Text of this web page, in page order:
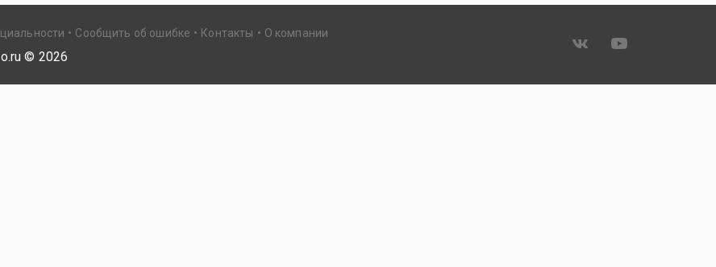
Сообщить об ошибке Контакты О компании
© 2026